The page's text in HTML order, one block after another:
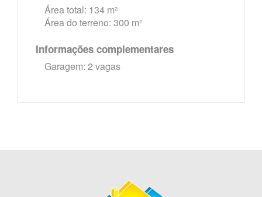
Área total: 134 m²
Área do terreno: 300 m²
Informações complementares
Garagem: 2 vagas